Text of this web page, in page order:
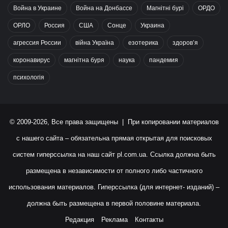
Война в Украине Война на Донбассе Магнітні бурі ОРДО
ОРЛО Россия США Сонце Украина
агрессия России війна Україна езотерика здоров’я
коронавирус магнітна буря наука пандемия
психологія
© 2009-2026, Все права защищены | При копировании материалов
с нашего сайта – обязательна прямая открытая для поисковых
систем гиперссылка на наш сайт pl.com.ua. Ссылка должна быть
размещена в независимости от полного либо частичного
использования материалов. Гиперссылка (для интернет- изданий) –
должна быть размещена в первой половине материала.
Редакция Реклама Контакты